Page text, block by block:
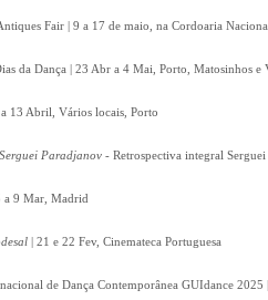
Fair | 9 a 17 de maio, na Cordoaria
da Dança | 23 Abr a 4 Mai, Porto, Matosinhos e
13 Abril, Vários locais, Porto
Paradjanov - Retrospectiva integral
a 9 Mar, Madrid
| 21 e 22 Fev, Cinemateca Portuguesa
de Dança Contemporânea GUIdance 2025